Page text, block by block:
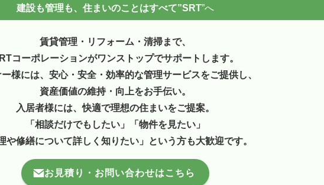
建設も管理も、住まいのことはすべて”SRT”へ
賃貸管理・リフォーム・清掃まで、
コーポレーションがワンストップでサポートします。
様には、安心・安全・効率的な管理サービスをご提供し、
資産価値の維持・向上をお手伝い。
入居者様には、快適で理想の住まいをご提案。
「相談だけでもしたい」「物件を見たい」
や修繕について詳しく知りたい」という方も大歓迎です。
お見積り・お問い合わせはこちら